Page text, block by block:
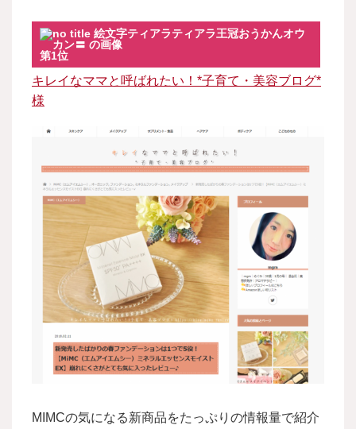
第1位
キレイなママと呼ばれたい！*子育て・美容ブログ*
様
MIMCの気になる新商品をたっぷりの情報量で紹介